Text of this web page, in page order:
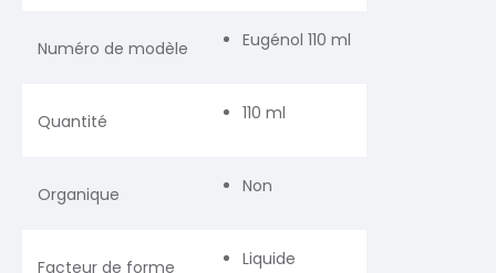
Numéro de modèle Eugénol 110 ml
Quantité 110 ml
Organique Non
Facteur de forme Liquide